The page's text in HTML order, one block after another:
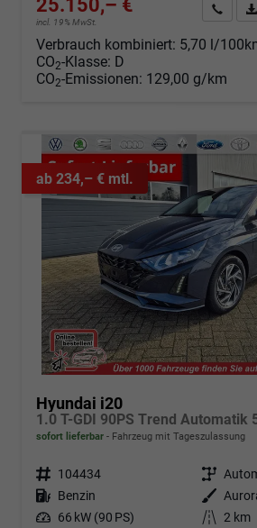
25.150,– €
incl. 19% MwSt.
Verbrauch kombiniert: 5,70 l/
CO2-Klasse: D
CO2-Emissionen: 129,00 g/km
ab 234,– € mtl.
Hyundai i20
sofort lieferbar Fahrzeug mit Tageszulassung
Fahrzeugnr. 104434 Getriebe
Kraftstoff Benzin Außenfarbe
Leistung 66 kW (90 PS) Kilometerstand 2 km